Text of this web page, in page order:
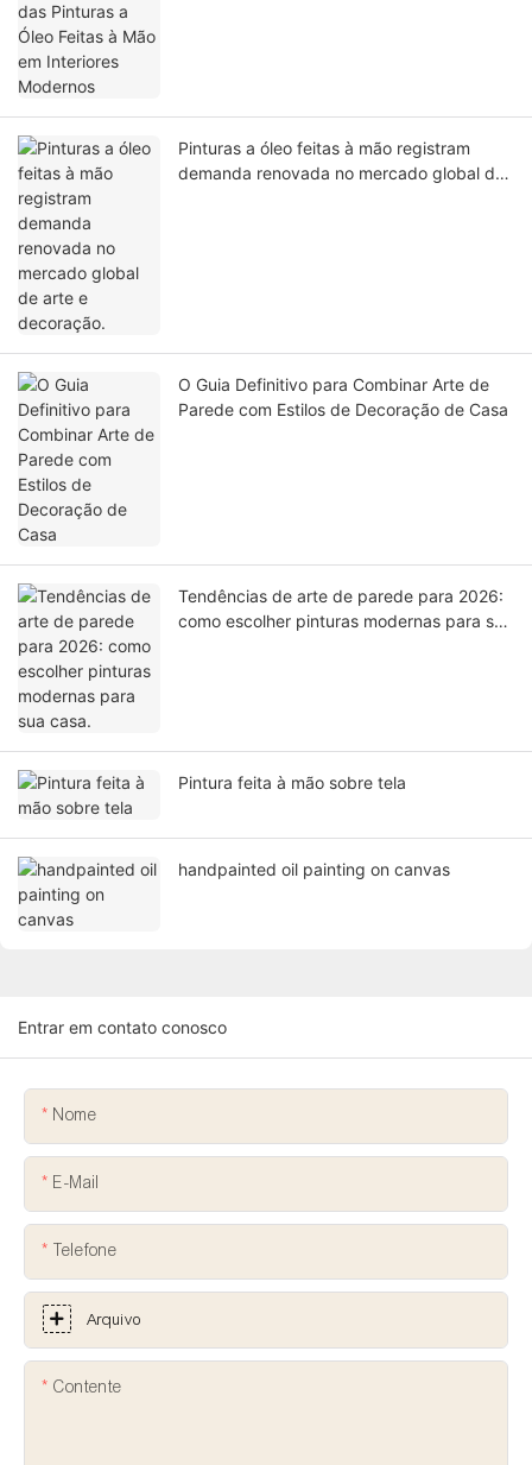
Pinturas a óleo feitas à mão registram
demanda renovada no mercado global de
O Guia Definitivo para Combinar Arte de
Parede com Estilos de Decoração de Casa
Tendências de arte de parede para 2026:
como escolher pinturas modernas para sua
Pintura feita à mão sobre tela
handpainted oil painting on canvas
Entrar em contato conosco
Nome
E-Mail
Telefone
Arquivo
Contente